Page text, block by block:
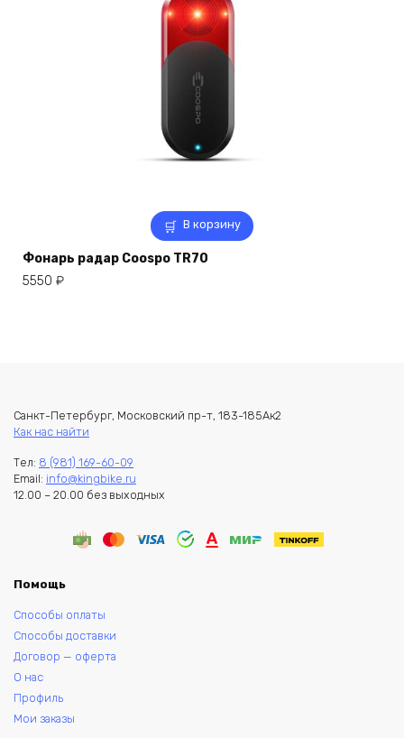
В корзину
Фонарь радар Coospo TR70
5550 ₽
Санкт-Петербург, Московский пр-т, 183-185Ак2
Как нас найти
Тел: 8 (981) 169-60-09
Email: info@kingbike.ru
12.00 – 20.00 без выходных
Помощь
Способы оплаты
Способы доставки
Договор — оферта
О нас
Профиль
Мои заказы